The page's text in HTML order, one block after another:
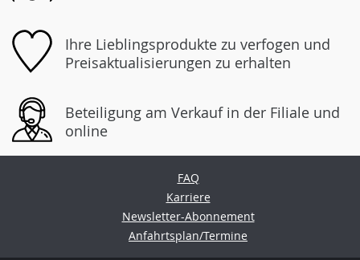
Ihre Lieblingsprodukte zu verfogen und
Preisaktualisierungen zu erhalten
Beteiligung am Verkauf in der Filiale und
online
FAQ
Karriere
Newsletter-Abonnement
Anfahrtsplan/Termine